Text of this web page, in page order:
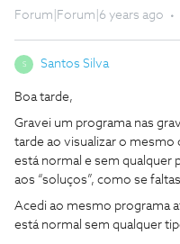
Forum|Forum|6 years ago
S Santos Silva
Boa tarde,
Gravei um programa nas
tarde ao visualizar o mesmo
está normal e sem qualquer
aos “soluços”, como se
Acedi ao mesmo programa
está normal sem qualquer